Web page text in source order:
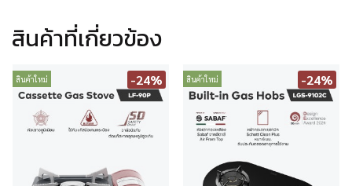
สินค้าที่เกี่ยวข้อง
สินค้าใหม่ -24% สินค้าใหม่ -24%